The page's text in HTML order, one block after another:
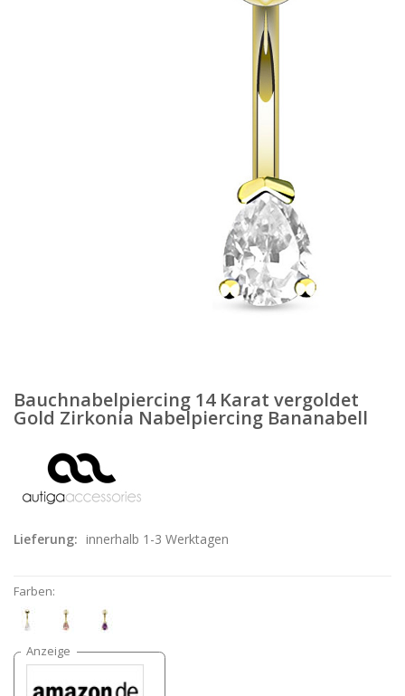
Bauchnabelpiercing 14 Karat vergoldet
Gold Zirkonia Nabelpiercing Bananabell
Lieferung: innerhalb 1-3 Werktagen
Farben: